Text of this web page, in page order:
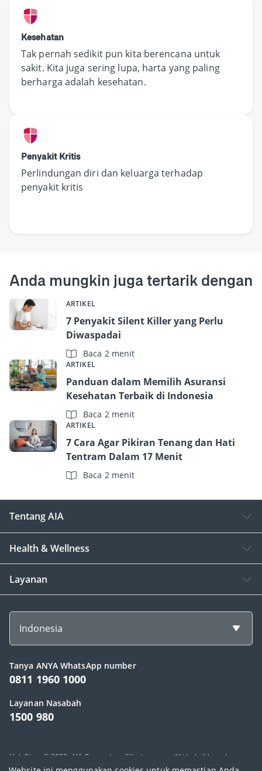
Kesehatan
Tak pernah sedikit pun kita berencana untuk
sakit. Kita juga sering lupa, harta yang paling
berharga adalah kesehatan.
Penyakit Kritis
Perlindungan diri dan keluarga terhadap
penyakit kritis
Anda mungkin juga tertarik dengan
ARTIKEL
7 Penyakit Silent Killer yang Perlu
Diwaspadai
Baca 2 menit
ARTIKEL
Panduan dalam Memilih Asuransi
Kesehatan Terbaik di Indonesia
Baca 2 menit
ARTIKEL
7 Cara Agar Pikiran Tenang dan Hati
Tentram Dalam 17 Menit
Baca 2 menit
Tentang AIA
Health & Wellness
Layanan
Indonesia
Tanya ANYA WhatsApp number
0811 1960 1000
Layanan Nasabah
1500 980
Hak Cipta © 2023, AIA Group dan afiliasinya memiliki hak di bawah